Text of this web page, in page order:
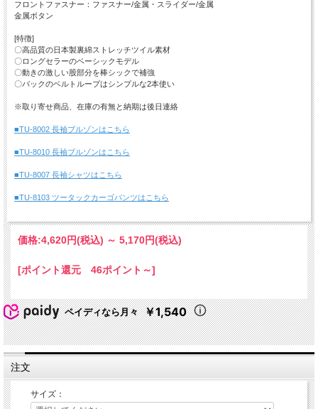
フロントファスナー：ファスナー/金属・スライダー/金属
金属ボタン
[特徴]
〇高品質の日本製裏綿ストレッチツイル素材
〇ロングセラーのベーシックモデル
〇動きの激しい股部分を棒シックで補強
〇バックのベルトループはシンプルな2本使い
※取り寄せ商品、在庫の有無と納期は後日連絡
■TU-8002 長袖ブルゾンはこちら
■TU-8010 長袖ブルゾンはこちら
■TU-8007 長袖シャツはこちら
■TU-8103 ツータックカーゴパンツはこちら
価格:4,620円(税込) ～ 5,170円(税込)
[ポイント還元 46ポイント～]
ペイディなら月々 ￥1,540
注文
サイズ：